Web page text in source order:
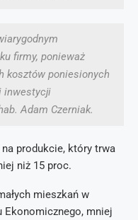
firmy, ponieważ
kosztów poniesionych
inwestycji
Adam Czerniak.
produkcie, który trwa
niż 15 proc.
mieszkań w
Ekonomicznego, mniej